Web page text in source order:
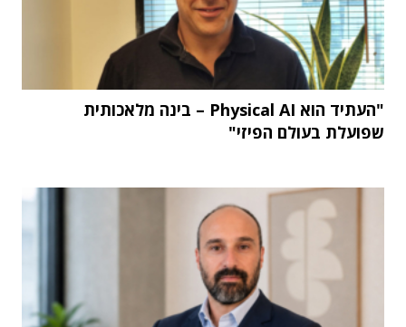
"העתיד הוא Physical AI – בינה מלאכותית
שפועלת בעולם הפיזי"